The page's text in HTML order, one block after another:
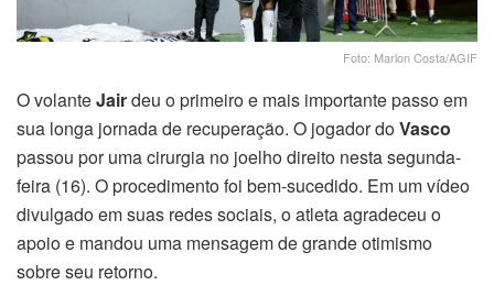
Foto: Marlon Costa/AGIF
O volanteJairdeu o primeiro e mais importante passo em
sua longa jornada de recuperação. O jogador doVasco
passou por uma cirurgia no joelho direito nesta segunda-
feira (16). O procedimento foi bem-sucedido. Em um vídeo
divulgado em suas redes sociais, o atleta agradeceu o
apoio e mandou uma mensagem de grande otimismo
sobre seu retorno.